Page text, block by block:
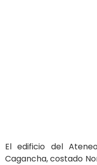
El edificio del
Cagancha, costado